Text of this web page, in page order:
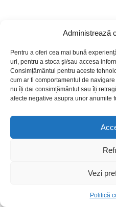
Administrează
Pentru a oferi cea mai bună
uri, pentru a stoca și/sau accesa
Consimțământul pentru aceste
cum ar fi comportamentul de
nu îți dai consimțământul sau îți
afecte negative asupra unor anumite
Vezi
Politică
AMERICAN CORNER
P entru tinerii elevi de
Teoretic „Alexandru
27 noiembrie, a
vizită la American Corner,
am întâmpinat cu brațele
dezvăluim o poveste despre
Thanksgiving Day. Într-o
le-a oferit o prezentare